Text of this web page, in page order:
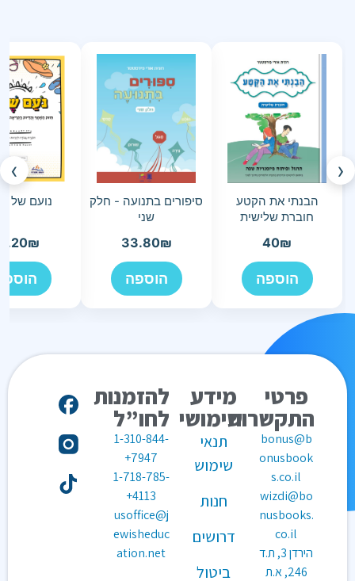
‹
הבנתי את הקטע
חוברת שלישית
40₪
הוספה
סיפורים בתנועה - חלק
שני
33.80₪
הוספה
נועם של
₪
›
פרטי
התקשרות
bonus@b
onusbook
s.co.il
wizdi@bo
nusbooks.
co.il
הירדן 3, ת.ד
246, א.ת
מידע
שימושי
תנאי
שימוש
חנות
דרושים
ביטול
להזמנות
לחו”ל
1-310-844-
7947+
1-718-785-
4113+
usoffice@j
ewisheduc
ation.net